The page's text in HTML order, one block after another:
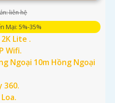
liên hệ
Mại: 5%-35%
2K Lite .
Wifi.
Ngoại 10m Hồng Ngoại
360.